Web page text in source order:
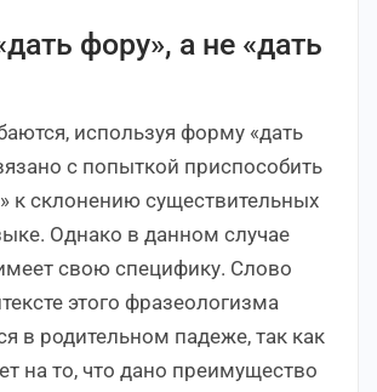
фору», а не «дать
используя форму «дать
с попыткой приспособить
к склонению существительных
Однако в данном случае
свою специфику. Слово
этого фразеологизма
в родительном падеже, так как
на то, что дано преимущество